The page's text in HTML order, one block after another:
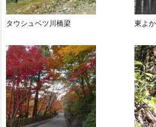
タウシュベツ川橋梁 東よ